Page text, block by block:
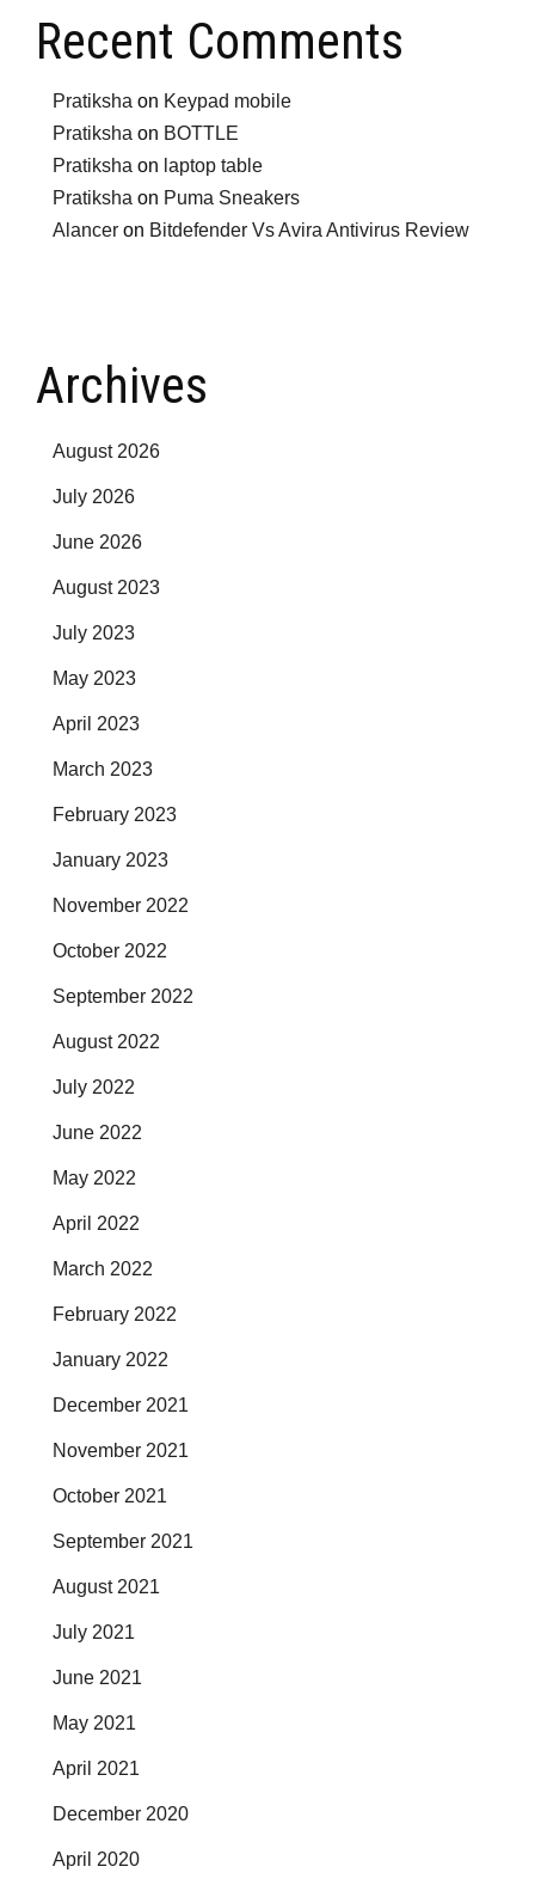
Recent Comments
Pratiksha on Keypad mobile
Pratiksha on BOTTLE
Pratiksha on laptop table
Pratiksha on Puma Sneakers
Alancer on Bitdefender Vs Avira Antivirus Review
Archives
August 2026
July 2026
June 2026
August 2023
July 2023
May 2023
April 2023
March 2023
February 2023
January 2023
November 2022
October 2022
September 2022
August 2022
July 2022
June 2022
May 2022
April 2022
March 2022
February 2022
January 2022
December 2021
November 2021
October 2021
September 2021
August 2021
July 2021
June 2021
May 2021
April 2021
December 2020
April 2020